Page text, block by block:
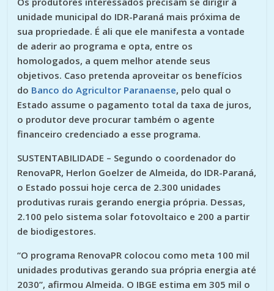
unidade municipal do IDR-Paraná mais próxima de
sua propriedade. É ali que ele manifesta a vontade
de aderir ao programa e opta, entre os
homologados, a quem melhor atende seus
objetivos. Caso pretenda aproveitar os benefícios
do Banco do Agricultor Paranaense, pelo qual o
Estado assume o pagamento total da taxa de juros,
o produtor deve procurar também o agente
financeiro credenciado a esse programa.
SUSTENTABILIDADE – Segundo o coordenador do
RenovaPR, Herlon Goelzer de Almeida, do IDR-Paraná,
o Estado possui hoje cerca de 2.300 unidades
produtivas rurais gerando energia própria. Dessas,
2.100 pelo sistema solar fotovoltaico e 200 a partir
de biodigestores.
“O programa RenovaPR colocou como meta 100 mil
unidades produtivas gerando sua própria energia até
2030”, afirmou Almeida. O IBGE estima em 305 mil o